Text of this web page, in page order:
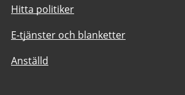
Hitta politiker
E-tjänster och blanketter
Anställd